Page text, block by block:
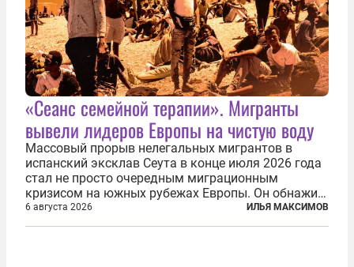
«Сеанс семейной терапии». Мигранты
вывели лидеров Европы на чистую воду
Массовый прорыв нелегальных мигрантов в
испанский эксклав Сеута в конце июля 2026 года
стал не просто очередным миграционным
кризисом на южных рубежах Европы. Он обнажил
фундаментальный раскол внутри Евросоюза,
продемонстрировав, что десятилетиями
6 августа 2026 ИЛЬЯ МАКСИМОВ